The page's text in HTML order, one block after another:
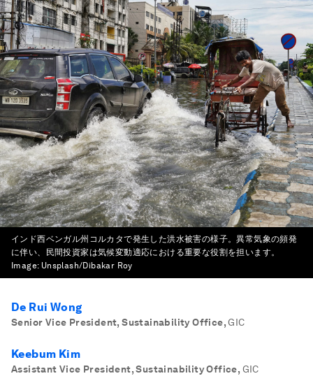
インド西ベンガル州コルカタで発生した洪水被害の様子。異常気象の頻発
に伴い、民間投資家は気候変動適応における重要な役割を担います。
Image: Unsplash/Dibakar Roy
De Rui Wong
Senior Vice President, Sustainability Office, GIC
Keebum Kim
Assistant Vice President, Sustainability Office, GIC